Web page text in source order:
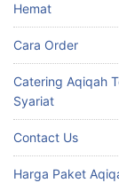
Hemat
Cara Order
Catering Aqiqah
Syariat
Contact Us
Harga Paket